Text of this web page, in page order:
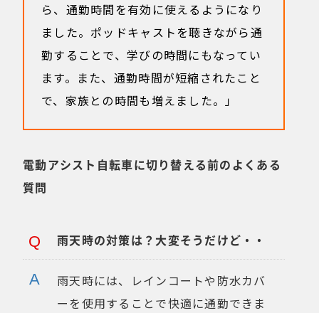
ら、通勤時間を有効に使えるようになり
ました。ポッドキャストを聴きながら通
勤することで、学びの時間にもなってい
ます。また、通勤時間が短縮されたこと
で、家族との時間も増えました。」
電動アシスト自転車に切り替える前のよくある
質問
雨天時の対策は？大変そうだけど・・
雨天時には、レインコートや防水カバ
ーを使用することで快適に通勤できま